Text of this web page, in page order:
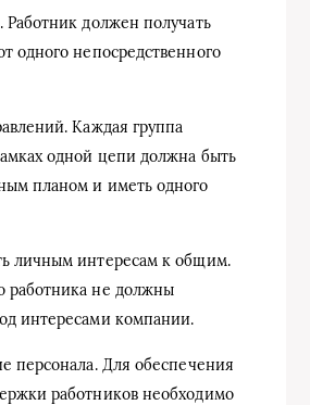
Работник должен получать
одного непосредственного
Каждая группа
одной цепи должна быть
планом и иметь одного
личным интересам к общим.
работника не должны
интересами компании.
персонала. Для обеспечения
работников необходимо